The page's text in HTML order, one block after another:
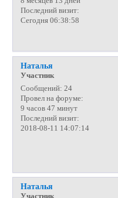
Последний визит:
Сегодня 06:38:58
Наталья
Участник
Сообщений: 24
Провел на форуме:
9 часов 47 минут
Последний визит:
2018-08-11 14:07:14
Наталья